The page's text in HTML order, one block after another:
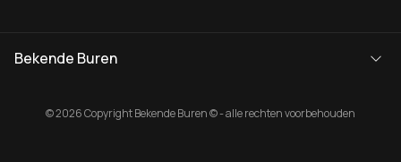
Bekende Buren
© 2026 Copyright Bekende Buren © - alle rechten voorbehouden